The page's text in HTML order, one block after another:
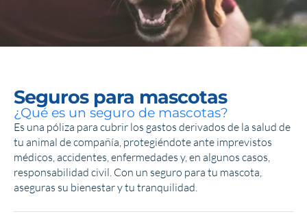
Seguros para mascotas
¿Qué es un seguro de mascotas?
Es una póliza para cubrir los gastos derivados de la salud de
tu animal de compañía, protegiéndote ante imprevistos
médicos, accidentes, enfermedades y, en algunos casos,
responsabilidad civil. Con un seguro para tu mascota,
aseguras su bienestar y tu tranquilidad.